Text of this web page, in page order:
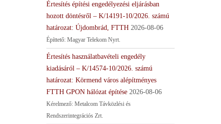
Értesítés építési engedélyezési eljárásban
hozott döntésről – K/14191-10/2026. számú
határozat: Újdombrád, FTTH 2026-08-06
Építtető: Magyar Telekom Nyrt.
Értesítés használatbavételi engedély
kiadásáról – K/14574-10/2026. számú
határozat: Körmend város alépítményes
FTTH GPON hálózat építése 2026-08-06
Kérelmező: Metalcom Távközlési és
Rendszerintegrációs Zrt.